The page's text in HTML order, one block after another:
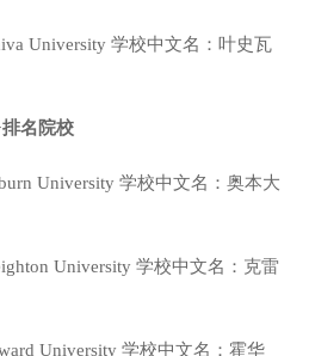
University 学校中文名：叶史瓦
名院校
University 学校中文名：奥本大
University 学校中文名：克雷
University 学校中文名：霍华